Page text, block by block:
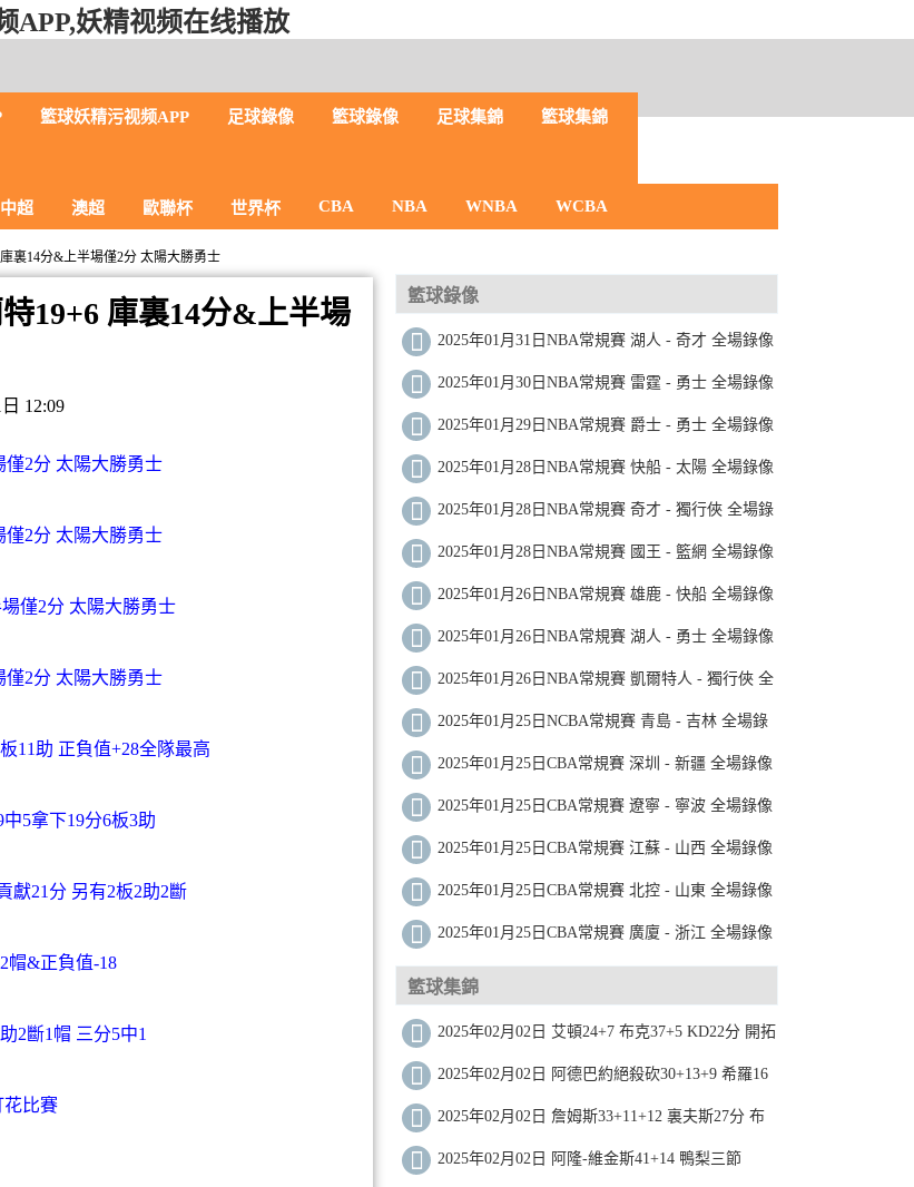
APP,妖精视频在线播放
籃球妖精污视频APP 足球錄像 籃球錄像 足球集錦 籃球集錦
中超 澳超 歐聯杯 世界杯 CBA NBA WNBA WCBA
裏14分&上半場僅2分 太陽大勝勇士
19+6 庫裏14分&上半場
12:09
僅2分 太陽大勝勇士
僅2分 太陽大勝勇士
僅2分 太陽大勝勇士
僅2分 太陽大勝勇士
助 正負值+28全隊最高
5拿下19分6板3助
21分 另有2板2助2斷
帽&正負值-18
2斷1帽 三分5中1
花比賽
籃球錄像
2025年01月31日NBA常規賽 湖人 - 奇才 全場錄像
2025年01月30日NBA常規賽 雷霆 - 勇士 全場錄像
2025年01月29日NBA常規賽 爵士 - 勇士 全場錄像
2025年01月28日NBA常規賽 快船 - 太陽 全場錄像
2025年01月28日NBA常規賽 奇才 - 獨行俠 全場錄
像
2025年01月28日NBA常規賽 國王 - 籃網 全場錄像
2025年01月26日NBA常規賽 雄鹿 - 快船 全場錄像
2025年01月26日NBA常規賽 湖人 - 勇士 全場錄像
2025年01月26日NBA常規賽 凱爾特人 - 獨行俠 全
場錄像
2025年01月25日NCBA常規賽 青島 - 吉林 全場錄
像
2025年01月25日CBA常規賽 深圳 - 新疆 全場錄像
2025年01月25日CBA常規賽 遼寧 - 寧波 全場錄像
2025年01月25日CBA常規賽 江蘇 - 山西 全場錄像
2025年01月25日CBA常規賽 北控 - 山東 全場錄像
2025年01月25日CBA常規賽 廣廈 - 浙江 全場錄像
籃球集錦
2025年02月02日 艾頓24+7 布克37+5 KD22分 開拓
者7人上雙射落太陽近8戰7勝
2025年02月02日 阿德巴約絕殺砍30+13+9 希羅16
中4 文班缺陣 熱火擊敗馬刺
2025年02月02日 詹姆斯33+11+12 裏夫斯27分 布
朗尼2分 湖人攻下麥迪遜
2025年02月02日 阿隆-維金斯41+14 鴨梨三節